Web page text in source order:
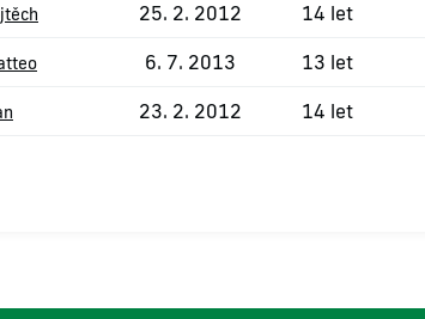
25. 2. 2012 14 let
6. 7. 2013 13 let
23. 2. 2012 14 let